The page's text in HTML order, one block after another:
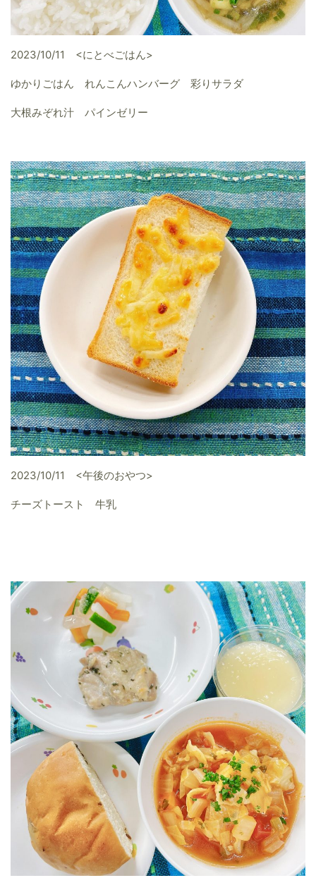
2023/10/11 <にとべごはん>
ゆかりごはん れんこんハンバーグ 彩りサラダ
大根みぞれ汁 パインゼリー
2023/10/11 <午後のおやつ>
チーズトースト 牛乳